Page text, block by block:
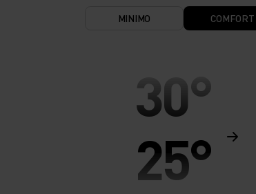
MINIMO COMFORT
30°
25°